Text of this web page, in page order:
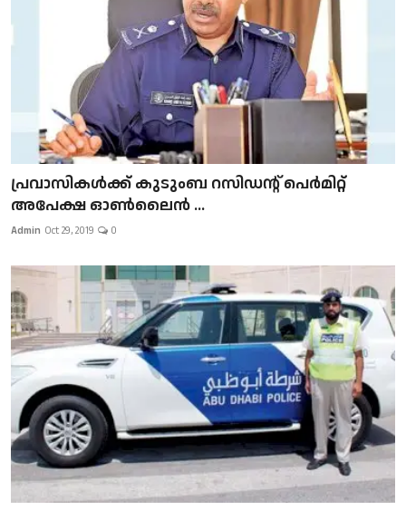
പ്രവാസികള്‍ക്ക് കുടുംബ റസിഡന്റ് പെർമിറ്റ്
അപേക്ഷ ഓൺലൈൻ ...
Admin Oct 29, 2019 0